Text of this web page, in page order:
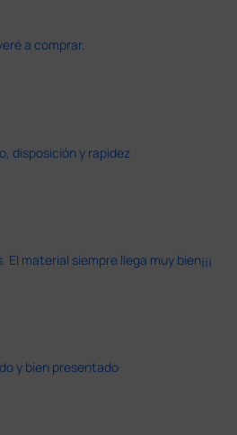
a comprar.
disposición y rapidez
material siempre llega muy bien¡¡¡
y bien presentado